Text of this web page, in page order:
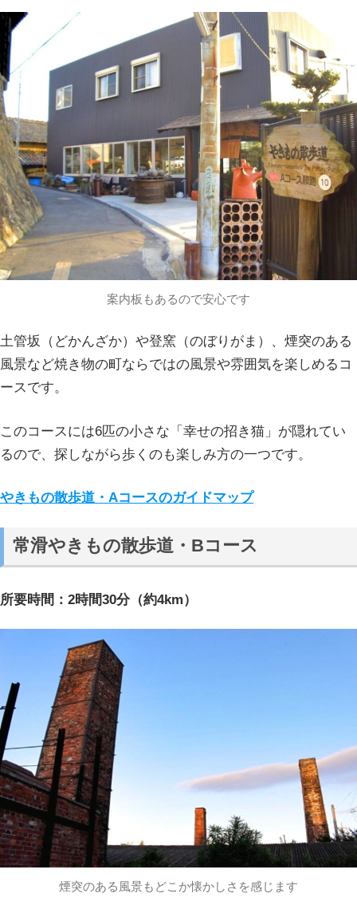
案内板もあるので安心です
土管坂（どかんざか）や登窯（のぼりがま）、煙突のある
風景など焼き物の町ならではの風景や雰囲気を楽しめるコ
ースです。
このコースには6匹の小さな「幸せの招き猫」が隠れてい
るので、探しながら歩くのも楽しみ方の一つです。
やきもの散歩道・Aコースのガイドマップ
常滑やきもの散歩道・Bコース
所要時間：2時間30分（約4km）
煙突のある風景もどこか懐かしさを感じます